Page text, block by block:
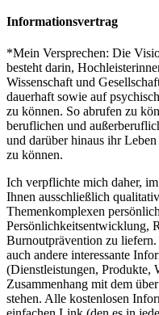
Informationsvertrag
*Mein Versprechen: Die
besteht darin,
Wissenschaft und
dauerhaft sowie auf
zu können. So abrufen zu
beruflichen und
und darüber hinaus ihr
zu können.
Ich verpflichte mich daher,
Ihnen ausschließlich
Themenkomplexen
Persönlichkeitsentwicklung,
Burnoutprävention zu
auch andere interessante
(Dienstleistungen, Produkte,
Zusammenhang mit dem
stehen. Alle kostenlosen